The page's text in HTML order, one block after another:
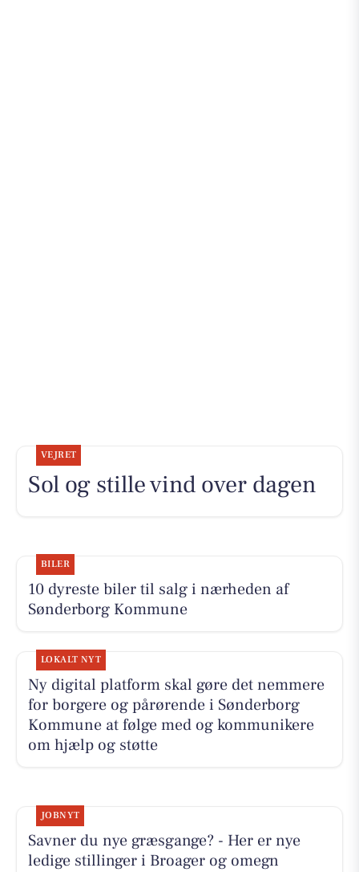
VEJRET
Sol og stille vind over dagen
BILER
10 dyreste biler til salg i nærheden af
Sønderborg Kommune
LOKALT NYT
Ny digital platform skal gøre det nemmere
for borgere og pårørende i Sønderborg
Kommune at følge med og kommunikere
om hjælp og støtte
JOBNYT
Savner du nye græsgange? - Her er nye
ledige stillinger i Broager og omegn